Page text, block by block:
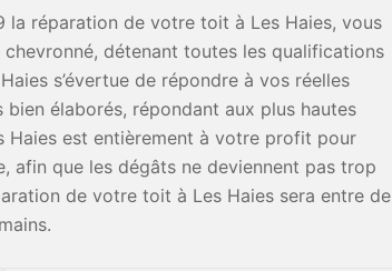
réparation de votre toit à Les Haies, vous
détenant toutes les qualifications
s’évertue de répondre à vos réelles
élaborés, répondant aux plus hautes
Haies est entièrement à votre profit pour
afin que les dégâts ne deviennent pas trop
de votre toit à Les Haies sera entre de